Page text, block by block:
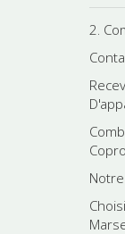
2.